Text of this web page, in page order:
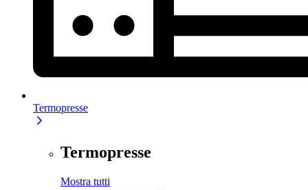
Termopresse
Termopresse
Mostra tutti